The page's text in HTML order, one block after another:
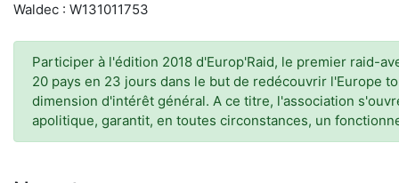
Waldec : W131011753
Participer à l'édition 2018 d'Europ'Raid, le premier raid-
20 pays en 23 jours dans le but de redécouvrir l'Europe
dimension d'intérêt général. A ce titre, l'association
apolitique, garantit, en toutes circonstances, un